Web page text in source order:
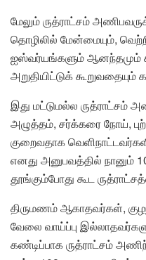
மேலும் ருத்ராட்சம்
தொழிலில் மேன்மையும்,
ஐஸ்வர்யங்களும் ஆனந்தமும்
அறுதியிட்டுக்
இது மட்டுமல்ல
அழுத்தம், சர்க்கரை நோய்,
குறைவதாக
எனது அனுபவத்தில்
தூங்கும்போது கூட
திருமணம் ஆகாதவர்கள்,
வேலை வாய்ப்பு
கண்டிப்பாக ருத்ராட்சம்